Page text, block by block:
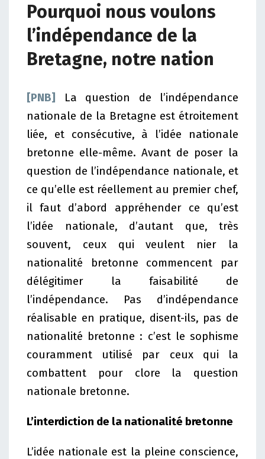
Pourquoi nous voulons
l’indépendance de la
Bretagne, notre nation
[PNB]
La question de l’indépendance
nationale de la Bretagne est étroitement
liée, et consécutive, à l’idée nationale
bretonne elle-même. Avant de poser la
question de l’indépendance nationale, et
ce qu’elle est réellement au premier chef,
il faut d’abord appréhender ce qu’est
l’idée nationale, d’autant que, très
souvent, ceux qui veulent nier la
nationalité bretonne commencent par
délégitimer la faisabilité de
l’indépendance. Pas d’indépendance
réalisable en pratique, disent-ils, pas de
nationalité bretonne : c’est le sophisme
couramment utilisé par ceux qui la
combattent pour clore la question
nationale bretonne.
L’interdiction de la nationalité bretonne
L’idée nationale est la pleine conscience,